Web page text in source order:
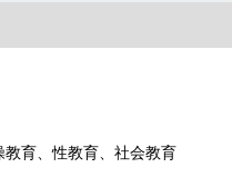
育、性教育、社会教育